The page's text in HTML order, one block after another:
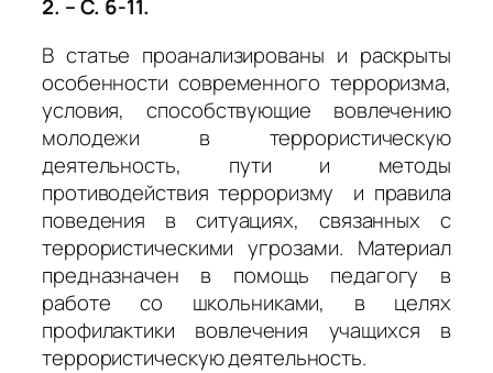
2. – С. 6-11.
В статье проанализированы и раскрыты
особенности современного терроризма,
условия, способствующие вовлечению
молодежи в террористическую
деятельность, пути и методы
противодействия терроризму и правила
поведения в ситуациях, связанных с
террористическими угрозами. Материал
предназначен в помощь педагогу в
работе со школьниками, в целях
профилактики вовлечения учащихся в
террористическую деятельность.